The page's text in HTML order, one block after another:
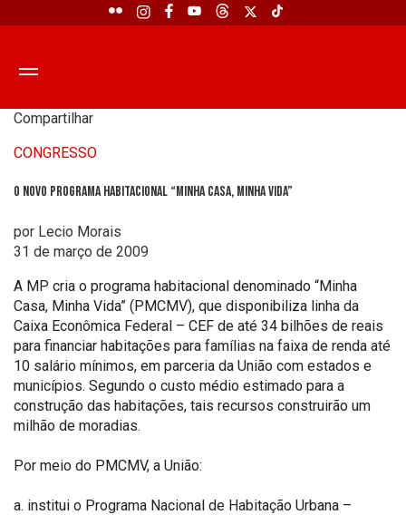
Compartilhar
CONGRESSO
O novo Programa Habitacional “Minha casa, minha vida”
por Lecio Morais
31 de março de 2009
A MP cria o programa habitacional denominado “Minha
Casa, Minha Vida” (PMCMV), que disponibiliza linha da
Caixa Econômica Federal – CEF de até 34 bilhões de reais
para financiar habitações para famílias na faixa de renda até
10 salário mínimos, em parceria da União com estados e
municípios. Segundo o custo médio estimado para a
construção das habitações, tais recursos construirão um
milhão de moradias.
Por meio do PMCMV, a União:
a. institui o Programa Nacional de Habitação Urbana –